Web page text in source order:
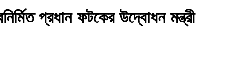
প্রধান ফটকের উদ্বোধন মন্ত্রী